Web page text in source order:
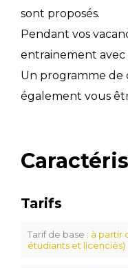
sont proposés.
Pendant vos
entrainement avec
Un programme de
également vous
Tarifs
Tarif de base : à partir
étudiants et licenciés)